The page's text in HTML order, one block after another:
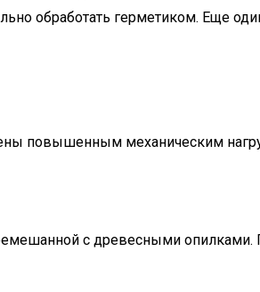
обработать герметиком. Еще
повышенным механическим
с древесными